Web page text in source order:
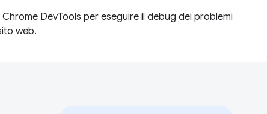
DevTools per eseguire il debug dei problemi
web.